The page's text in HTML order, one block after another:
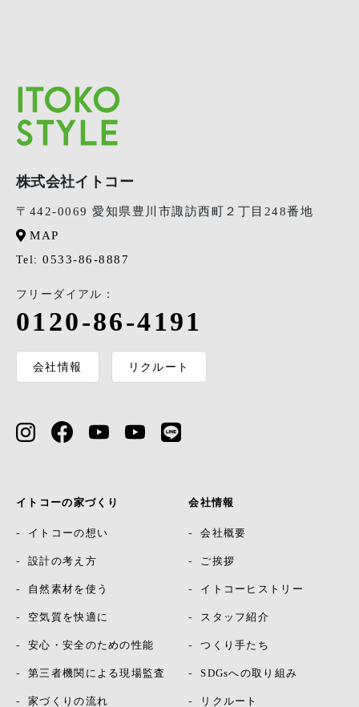
株式会社イトコー
〒442-0069 愛知県豊川市諏訪西町２丁目248番地
MAP
Tel: 0533-86-8887
フリーダイアル：
0120-86-4191
会社情報 リクルート
イトコーの家づくり
イトコーの想い
設計の考え方
自然素材を使う
空気質を快適に
安心・安全のための性能
第三者機関による現場監査
家づくりの流れ
会社情報
会社概要
ご挨拶
イトコーヒストリー
スタッフ紹介
つくり手たち
SDGsへの取り組み
リクルート